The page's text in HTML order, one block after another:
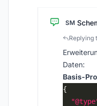
SM
Replying
Daten:
Basis-